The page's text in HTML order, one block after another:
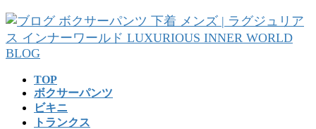
コ
ン
テ
ン
ナ
ビ
ゲ
ー
TOP
ボクサーパンツ
ビキニ
トランクス